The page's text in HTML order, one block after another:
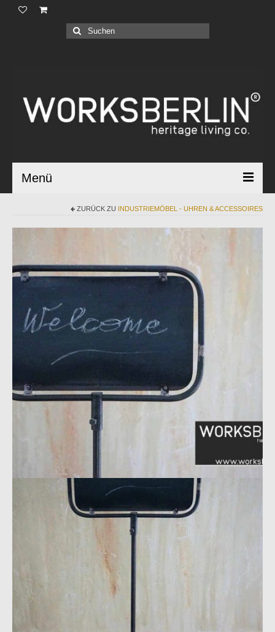
Suchen
nach:
Menü
Blog |
ZURÜCK ZU INDUSTRIEMÖBEL - UHREN & ACCESSOIRES